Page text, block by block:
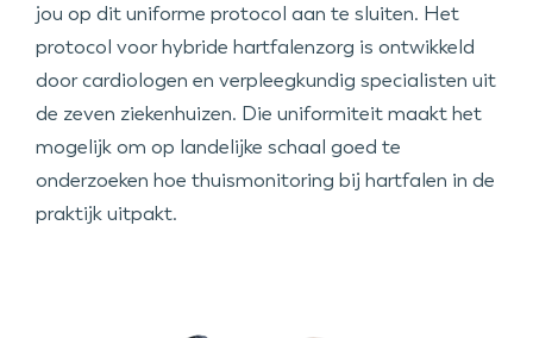
jou op dit uniforme protocol aan te sluiten. Het
protocol voor hybride hartfalenzorg is ontwikkeld
door cardiologen en verpleegkundig specialisten uit
de zeven ziekenhuizen. Die uniformiteit maakt het
mogelijk om op landelijke schaal goed te
onderzoeken hoe thuismonitoring bij hartfalen in de
praktijk uitpakt.